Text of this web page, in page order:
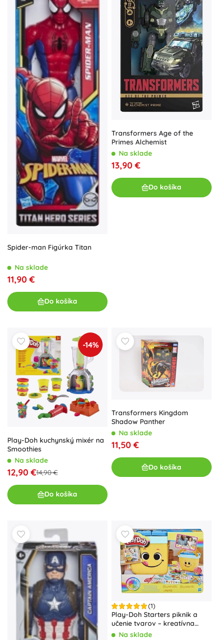
Spider-man Figúrka Titan
Na sklade
11,90 €
Do košíka
Transformers Age of the
Primes Alchemist
Na sklade
13,90 €
Do košíka
-14%
Play-Doh kuchynský mixér na
Smoothies
Na sklade
12,90 €14,90 €
Do košíka
Transformers Kingdom
Shadow Panther
Na sklade
11,50 €
Do košíka
(1)
Play-Doh Starters piknik a
učenie tvarov – kreatívna
sada s košom
Na sklade